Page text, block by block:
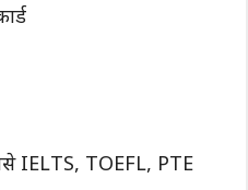
IELTS, TOEFL, PTE